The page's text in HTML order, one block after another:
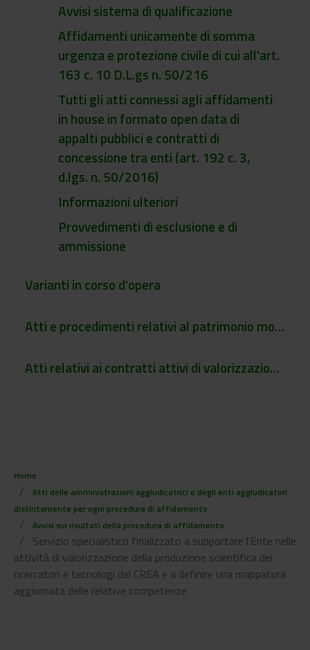
Avvisi sistema di qualificazione
Affidamenti unicamente di somma
urgenza e protezione civile di cui all'art.
163 c. 10 D.L.gs n. 50/216
Tutti gli atti connessi agli affidamenti
in house in formato open data di
appalti pubblici e contratti di
concessione tra enti (art. 192 c. 3,
d.lgs. n. 50/2016)
Informazioni ulteriori
Provvedimenti di esclusione e di
ammissione
Varianti in corso d'opera
Atti e procedimenti relativi al patrimonio mobiliare e immobiliare dell'Ente
Atti relativi ai contratti attivi di valorizzazione della proprietà intellettuale dell'Ente
Home
Atti delle amministrazioni aggiudicatrici e degli enti aggiudicatori
distintamente per ogni procedura di affidamento
Avvisi sui risultati della procedura di affidamento
Servizio specialistico finalizzato a supportare l’Ente nelle
attività di valorizzazione della produzione scientifica dei
ricercatori e tecnologi del CREA e a definire una mappatura
aggiornata delle relative competenze